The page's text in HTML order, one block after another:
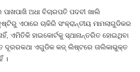
ଅଧା ବିଚାରପତି ପଦବୀ ଖାଲି
ଏଠାରେ ଚାକିରି ସଂକ୍ରାନ୍ତୀୟ ମାମଲାଗୁଡିକର
ଏମିତିକି ହାଇକୋର୍ଟକୁ ସ୍ଥାନାନ୍ତରିତ ହୋଇଥିବା
ତ ଦୂରରକଥା ଏଗୁଡିକ କଜ୍‍ ଲିଷ୍ଟରେ ତାଲିକାଭୁକ୍ତ
।